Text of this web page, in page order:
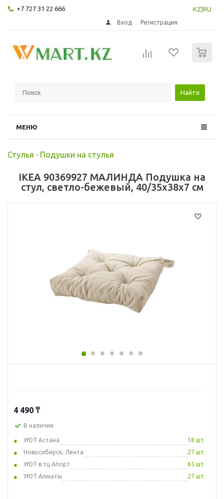
+7 727 31 22 666 KZ RU
Вход Регистрация
Найти
МЕНЮ
Стулья - Подушки на стулья
IKEA 90369927 МАЛИНДА Подушка на
стул, светло-бежевый, 40/35x38x7 см
4 490 ₸
В наличии
УЮТ Астана
18 шт.
Новосибирск, Лента
27 шт.
УЮТ в тц Апорт
65 шт.
УЮТ Алматы
27 шт.